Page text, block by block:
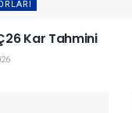
Kar Tahmini